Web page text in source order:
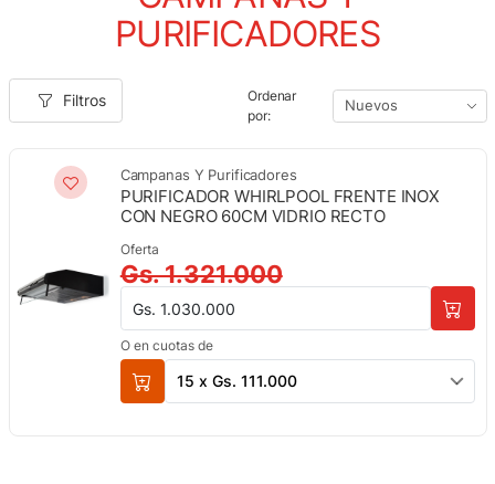
PURIFICADORES
Filtros
Ordenar
por:
Campanas Y Purificadores
PURIFICADOR WHIRLPOOL FRENTE INOX
CON NEGRO 60CM VIDRIO RECTO
Oferta
Gs. 1.321.000
Gs. 1.030.000
O en cuotas de
15 x Gs. 111.000